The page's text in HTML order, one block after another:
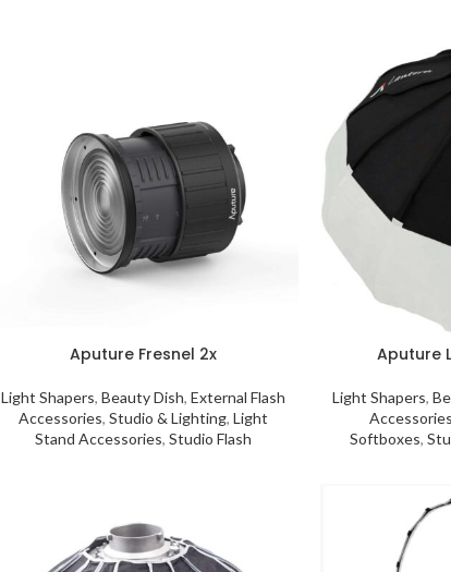
Aputure Fresnel 2x
Light Shapers, Beauty Dish, External Flash
Accessories, Studio & Lighting, Light
Stand Accessories, Studio Flash
Aputure
Light Shapers,
Accessories
Softboxes,